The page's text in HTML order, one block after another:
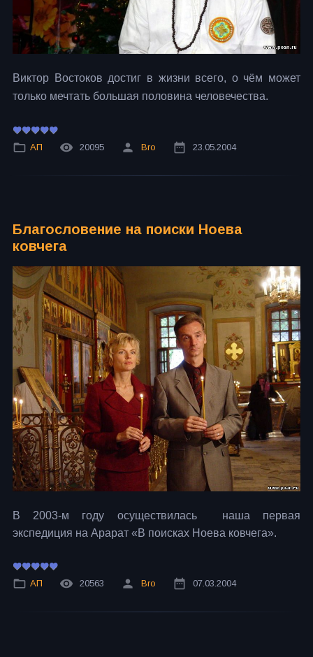
Виктор Востоков достиг в жизни всего, о чём может
только мечтать большая половина человечества.
АП 20095 Bro 23.05.2004
Благословение на поиски Ноева
ковчега
В 2003-м году осуществилась наша первая
экспедиция на Арарат «В поисках Ноева ковчега».
АП 20563 Bro 07.03.2004